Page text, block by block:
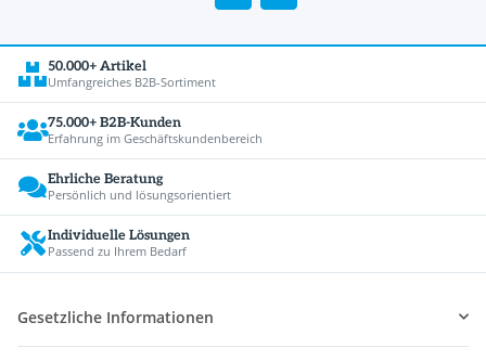
50.000+ Artikel
Umfangreiches B2B-Sortiment
75.000+ B2B-Kunden
Erfahrung im Geschäftskundenbereich
Ehrliche Beratung
Persönlich und lösungsorientiert
Individuelle Lösungen
Passend zu Ihrem Bedarf
Gesetzliche Informationen